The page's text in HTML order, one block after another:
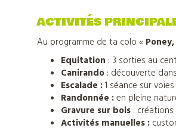
ACTIVITÉS
Au programme de ta colo «
Equitation : 3 sorties au
Canirando : découverte
Escalade :1 séance sur
Randonnée :en pleine
Gravure sur bois :
Activités manuelles :